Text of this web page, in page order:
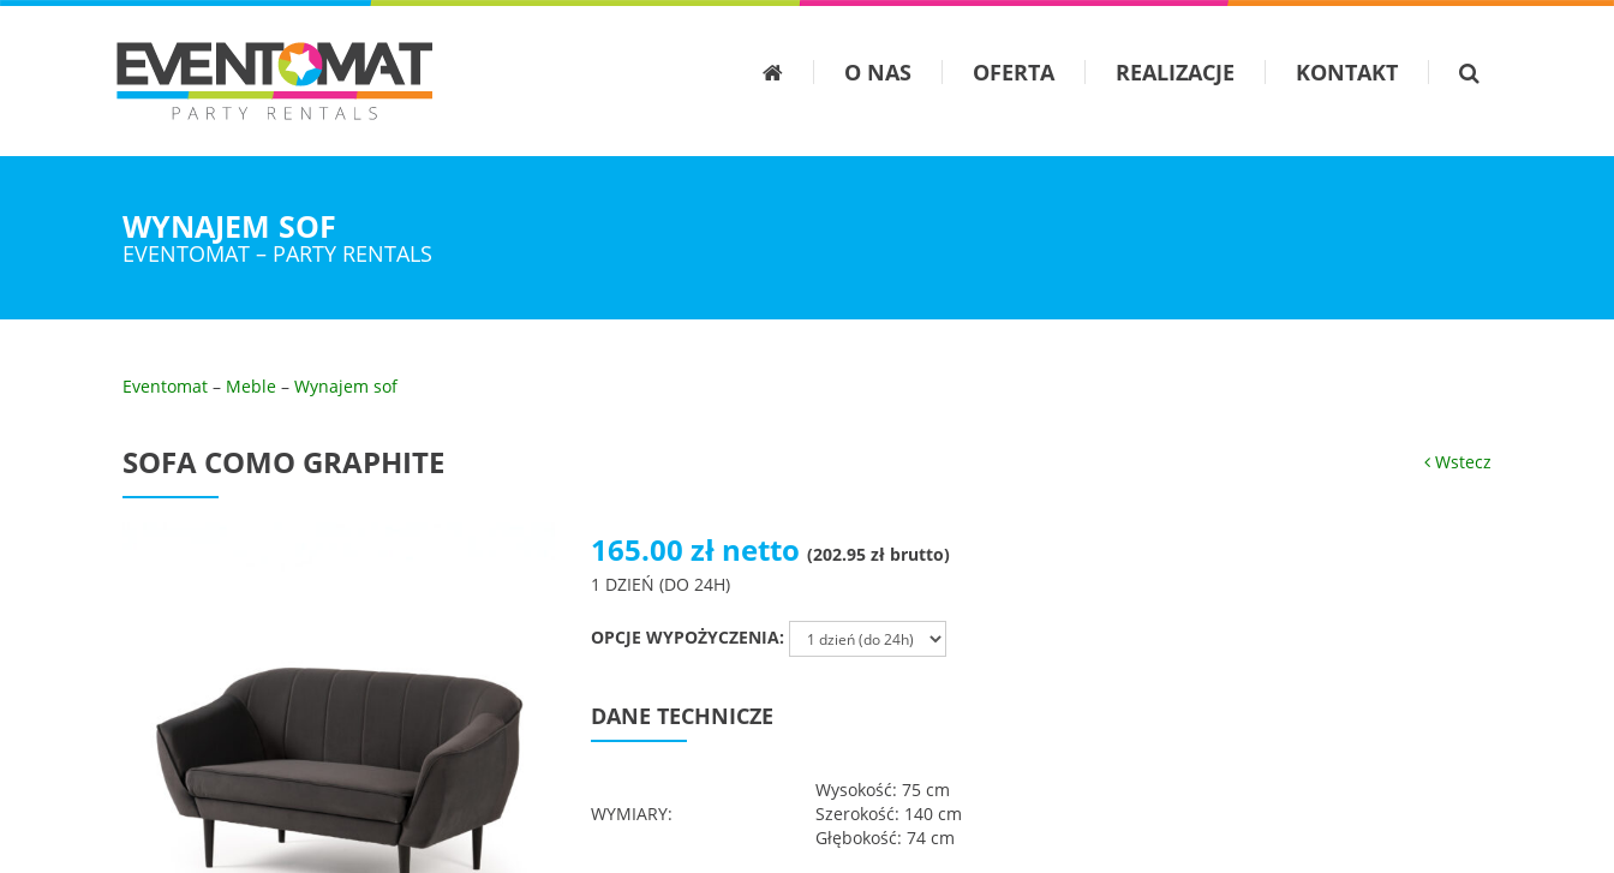
O NAS OFERTA REALIZACJE KONTAKT
WYNAJEM SOF
EVENTOMAT – PARTY RENTALS
Eventomat – Meble – Wynajem sof
SOFA COMO GRAPHITE Wstecz
165.00 zł netto (202.95 zł brutto)
1 DZIEŃ (DO 24H)
OPCJE WYPOŻYCZENIA:
DANE TECHNICZE
WYMIARY:
Wysokość: 75 cm
Szerokość: 140 cm
Głębokość: 74 cm